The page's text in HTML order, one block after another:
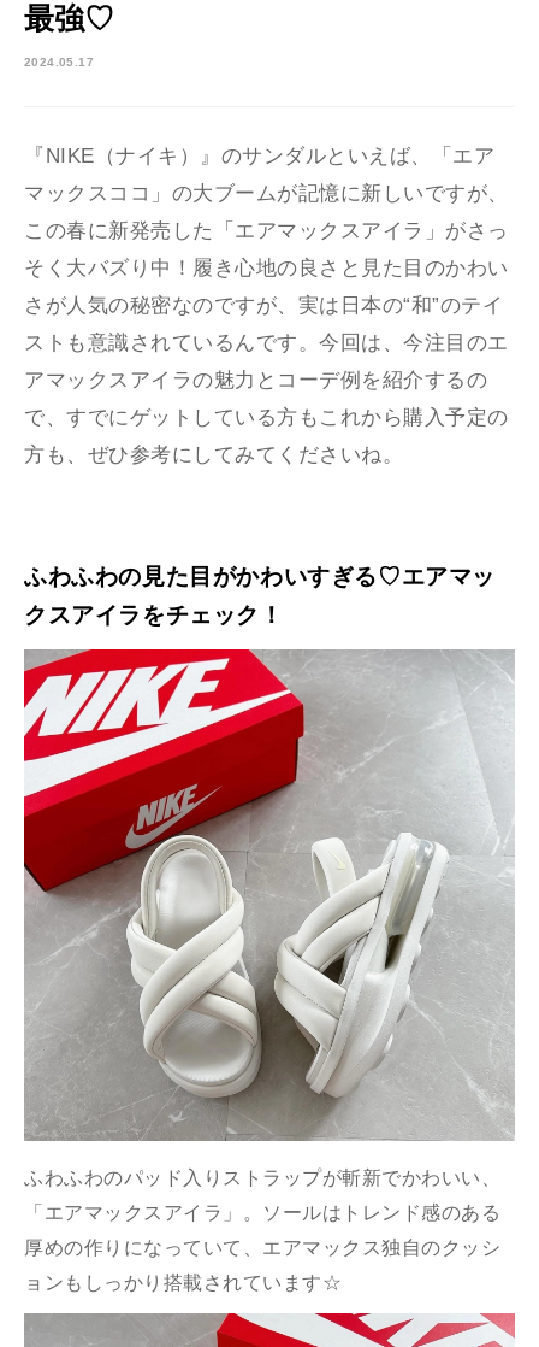
最強♡
2024.05.17
『NIKE（ナイキ）』のサンダルといえば、「エア
マックスココ」の大ブームが記憶に新しいですが、
この春に新発売した「エアマックスアイラ」がさっ
そく大バズり中！履き心地の良さと見た目のかわい
さが人気の秘密なのですが、実は日本の“和”のテイ
ストも意識されているんです。今回は、今注目のエ
アマックスアイラの魅力とコーデ例を紹介するの
で、すでにゲットしている方もこれから購入予定の
方も、ぜひ参考にしてみてくださいね。
ふわふわの見た目がかわいすぎる♡エアマッ
クスアイラをチェック！
ふわふわのパッド入りストラップが斬新でかわいい、
「エアマックスアイラ」。ソールはトレンド感のある
厚めの作りになっていて、エアマックス独自のクッシ
ョンもしっかり搭載されています☆